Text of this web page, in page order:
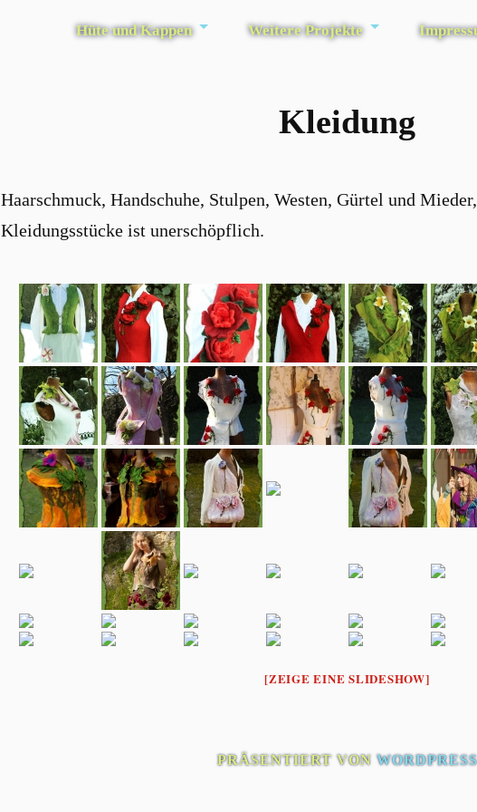
Hüte und Kappen Weitere Projekte
Kleidung
Haarschmuck, Handschuhe, Stulpen, Westen, Gürtel und
Kleidungsstücke ist unerschöpflich.
[ZEIGE EINE SLIDESHOW]
PRÄSENTIERT VONWORDPRESS